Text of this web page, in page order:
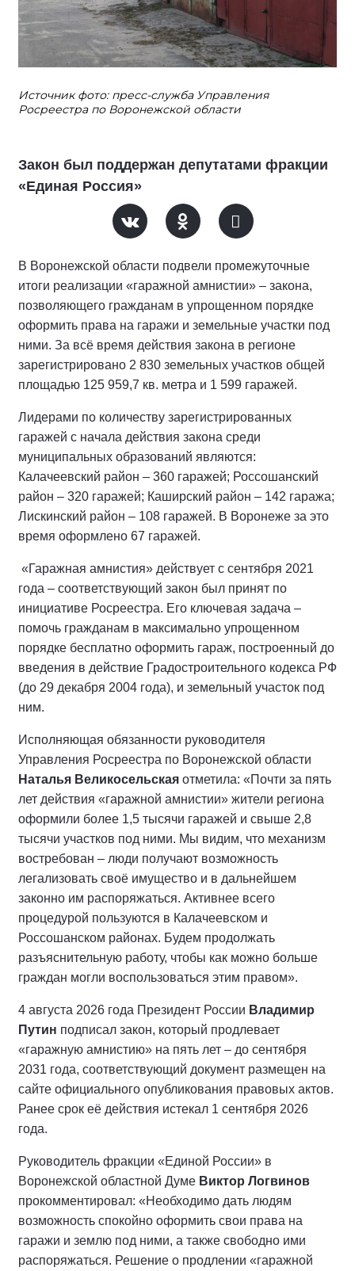
Источник фото: пресс-служба Управления
Росреестра по Воронежской области
Закон был поддержан депутатами фракции
«Единая Россия»
В Воронежской области подвели промежуточные
итоги реализации «гаражной амнистии» – закона,
позволяющего гражданам в упрощенном порядке
оформить права на гаражи и земельные участки под
ними. За всё время действия закона в регионе
зарегистрировано 2 830 земельных участков общей
площадью 125 959,7 кв. метра и 1 599 гаражей.
Лидерами по количеству зарегистрированных
гаражей с начала действия закона среди
муниципальных образований являются:
Калачеевский район – 360 гаражей; Россошанский
район – 320 гаражей; Каширский район – 142 гаража;
Лискинский район – 108 гаражей. В Воронеже за это
время оформлено 67 гаражей.
«Гаражная амнистия» действует с сентября 2021
года – соответствующий закон был принят по
инициативе Росреестра. Его ключевая задача –
помочь гражданам в максимально упрощенном
порядке бесплатно оформить гараж, построенный до
введения в действие Градостроительного кодекса РФ
(до 29 декабря 2004 года), и земельный участок под
ним.
Исполняющая обязанности руководителя
Управления Росреестра по Воронежской области
Наталья Великосельская отметила: «Почти за пять
лет действия «гаражной амнистии» жители региона
оформили более 1,5 тысячи гаражей и свыше 2,8
тысячи участков под ними. Мы видим, что механизм
востребован – люди получают возможность
легализовать своё имущество и в дальнейшем
законно им распоряжаться. Активнее всего
процедурой пользуются в Калачеевском и
Россошанском районах. Будем продолжать
разъяснительную работу, чтобы как можно больше
граждан могли воспользоваться этим правом».
4 августа 2026 года Президент России Владимир
Путин подписал закон, который продлевает
«гаражную амнистию» на пять лет – до сентября
2031 года, соответствующий документ размещен на
сайте официального опубликования правовых актов.
Ранее срок её действия истекал 1 сентября 2026
года.
Руководитель фракции «Единой России» в
Воронежской областной Думе Виктор Логвинов
прокомментировал: «Необходимо дать людям
возможность спокойно оформить свои права на
гаражи и землю под ними, а также свободно ими
распоряжаться. Решение о продлении «гаражной